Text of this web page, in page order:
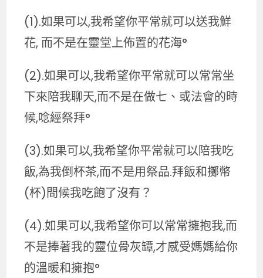
(1).如果可以,我希望你平常就可以送我鮮
花, 而不是在靈堂上佈置的花海°
(2).如果可以,我希望你平常就可以常常坐
下來陪我聊天,而不是在做七、或法會的時
候,唸經祭拜°
(3).如果可以,我希望你平常就可以陪我吃
飯,為我倒杯茶,而不是用祭品.拜飯和擲幣
(杯)問候我吃飽了沒有？
(4).如果可以,我希望你可以常常擁抱我,而
不是捧著我的靈位骨灰罈,才感受媽媽給你
的溫暖和擁抱°